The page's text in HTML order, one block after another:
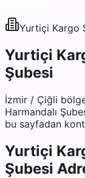
Yurtiçi Kargo
Yurtiçi
Şubesi
İzmir / Çiğli
Harmandalı
bu sayfadan
Yurtiçi
Şubesi